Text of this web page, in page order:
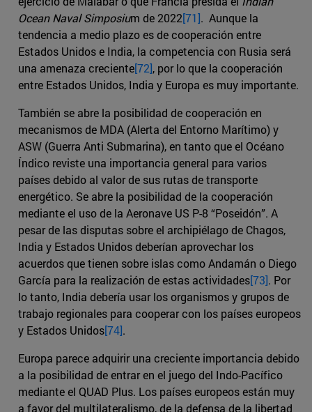
Ocean Naval Simposium de 2022[71]. Aunque la
tendencia a medio plazo es de cooperación entre
Estados Unidos e India, la competencia con Rusia será
una amenaza creciente[72], por lo que la cooperación
entre Estados Unidos, India y Europa es muy importante.
También se abre la posibilidad de cooperación en
mecanismos de MDA (Alerta del Entorno Marítimo) y
ASW (Guerra Anti Submarina), en tanto que el Océano
Índico reviste una importancia general para varios
países debido al valor de sus rutas de transporte
energético. Se abre la posibilidad de la cooperación
mediante el uso de la Aeronave US P-8 “Poseidón”. A
pesar de las disputas sobre el archipiélago de Chagos,
India y Estados Unidos deberían aprovechar los
acuerdos que tienen sobre islas como Andamán o Diego
García para la realización de estas actividades[73]. Por
lo tanto, India debería usar los organismos y grupos de
trabajo regionales para cooperar con los países europeos
y Estados Unidos[74].
Europa parece adquirir una creciente importancia debido
a la posibilidad de entrar en el juego del Indo-Pacífico
mediante el QUAD Plus. Los países europeos están muy
a favor del multilateralismo, de la defensa de la libertad